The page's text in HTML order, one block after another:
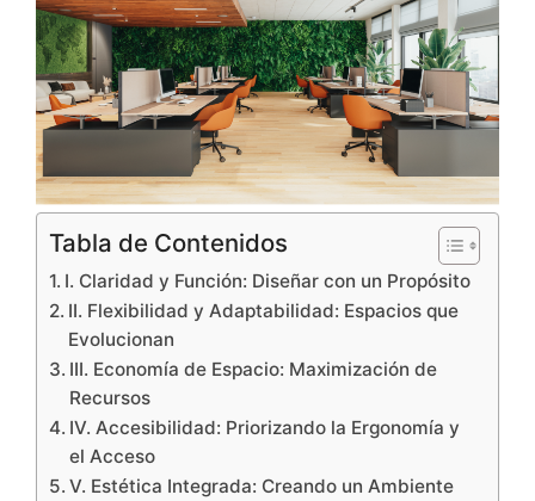
Tabla de Contenidos
I. Claridad y Función: Diseñar con un Propósito
II. Flexibilidad y Adaptabilidad: Espacios que
Evolucionan
III. Economía de Espacio: Maximización de
Recursos
IV. Accesibilidad: Priorizando la Ergonomía y
el Acceso
V. Estética Integrada: Creando un Ambiente